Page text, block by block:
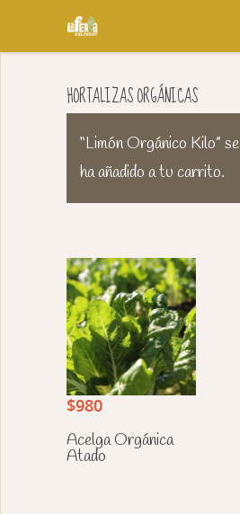
HORTALIZAS ORGÁNICAS
“Limón Orgánico Kilo” se
ha añadido a tu carrito.
$980
Acelga Orgánica
Atado